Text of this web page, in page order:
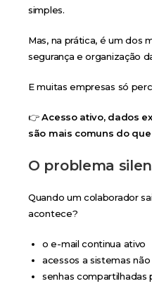
simples.
Mas, na prática, é um dos
segurança e organização
E muitas empresas só
👉Acesso ativo, dados
são mais comuns do
O problema
Quando um colaborador
acontece?
o e-mail continua ativo
acessos a sistemas
senhas compartilhadas